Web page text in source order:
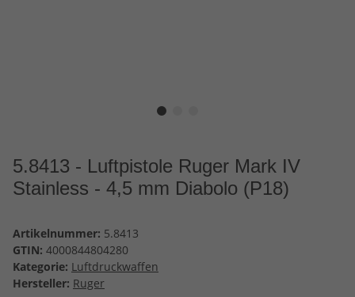
5.8413 - Luftpistole Ruger Mark IV
Stainless - 4,5 mm Diabolo (P18)
Artikelnummer: 5.8413
GTIN: 4000844804280
Kategorie: Luftdruckwaffen
Hersteller: Ruger